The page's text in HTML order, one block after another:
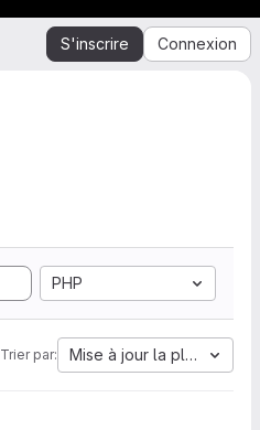
S'inscrire Connexion
PHP
Trier par: Mise à jour la plus